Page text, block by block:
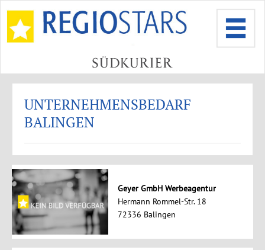
UNTERNEHMENSBEDARF
BALINGEN
Geyer GmbH Werbeagentur
Hermann Rommel-Str. 18
72336 Balingen